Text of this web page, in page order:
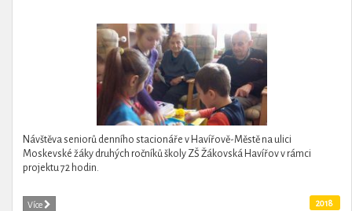
Návštěva seniorů denního stacionáře v Havířově-Městě na ulici
Moskevské žáky druhých ročníků školy ZŠ Žákovská Havířov v rámci
projektu 72 hodin.
Více 2018